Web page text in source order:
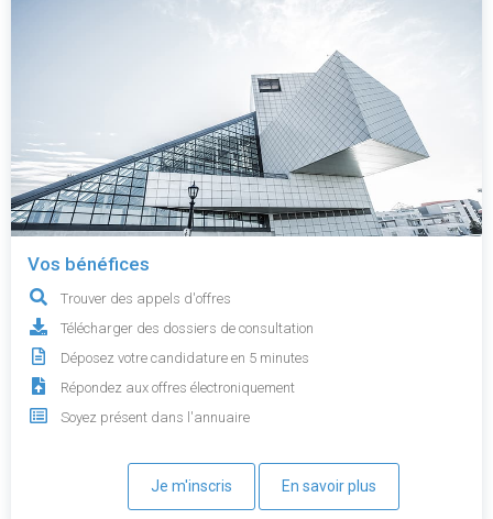
Vos bénéfices
Trouver des appels d'offres
Télécharger des dossiers de consultation
Déposez votre candidature en 5 minutes
Répondez aux offres électroniquement
Soyez présent dans l'annuaire
Je m'inscris En savoir plus